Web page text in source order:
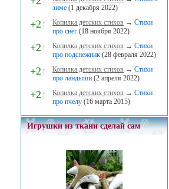
зиме (1 декабря 2022)
+2↑ Копилка детских стихов → Стихи
про снег (18 ноября 2022)
+2↑ Копилка детских стихов → Стихи
про подснежник (28 февраля 2022)
+2↑ Копилка детских стихов → Стихи
про ландыши (2 апреля 2022)
+2↑ Копилка детских стихов → Стихи
про пчелу (16 марта 2015)
Игрушки из ткани сделай сам